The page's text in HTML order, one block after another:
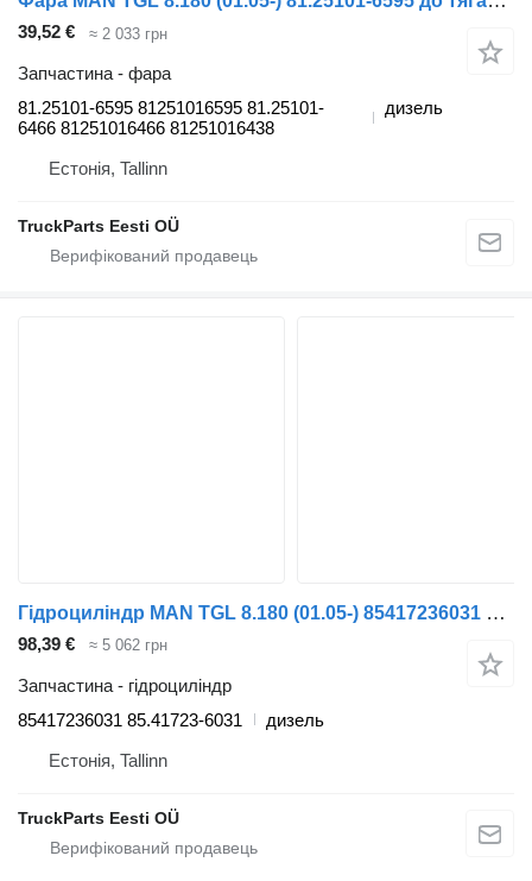
39,52 € ≈ 2 033 грн
Запчастина - фара
81.25101-6595 81251016595 81.25101-
6466 81251016466 81251016438
дизель
Естонія, Tallinn
TruckParts Eesti OÜ
Гідроциліндр MAN TGL 8.180 (01.05-) 85417236031 до тягача MAN TGL, TGM, TGS, TGX (2005-2021)
98,39 € ≈ 5 062 грн
Запчастина - гідроциліндр
85417236031 85.41723-6031
дизель
Естонія, Tallinn
TruckParts Eesti OÜ